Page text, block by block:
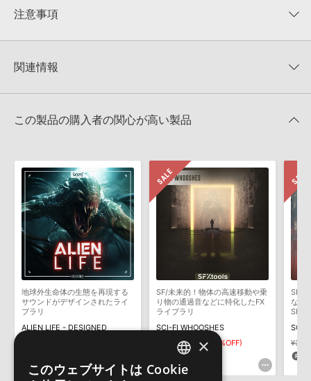
★★★★★
★5
★4
★1
注意事項
KONTAKTフォーマットは、
でお使いいただけます。無償版のKONTAKT PLAYERではお使いい
4GBを超えるデータに関するご注意：FAT32でフォーマットされた
きます際には、NTFSやHFS＋でフォーマットされたHDDをご用意
いただく必要がございます。
製品の購入手続き完了後、受注確認メールとシリアルナンバーをお
知らせするメールの2通が送信されます。メールに記載されており
ます説明に沿って、製品のダウンロード／導入を行って下さい。
サンプルパック製品には、原則として日本語版操作マニュアルをご
用意しておりません。ご購入後のご不明点や詳細に関するお問い合
わせなどはテクニカルサポート
までご連絡ください。
デモソングは、製品収録サウンドを使ってできることを紹介するた
めのデモンストレーション用の楽曲です。原則として、デモソング
そのものをお使いいただくことはできません。また、デモソングを
構成する全てのサウンドが、サンプルパックに含まれていることを
ダウンロード製品という性質上、一切の返品・返金はお受け付け致
関連情報
マーセール！
この製品の購入者の関心が高い製品
地球外生命体の生態を再現する
サウンドがデザインされたライ
ブラリ
ALIEN LIFE - DESIGNED
SF/未来的！物体の高速移動や乗
り物の通過音などに特化したFX
ライブラリ
SCI-FI WHOOSHES
¥3,179 ¥2,225(30%OFF)
66pt
SF/
など
SFX
SCI-
ENGLISH
×
このウェブサイトは Cookie